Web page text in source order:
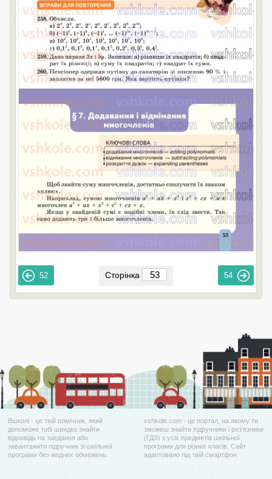
52 Сторінка 54
Вшколі - це твій помічник, який
допоможе тобі швидко знайти
відповідь на завдання або
завантажити підручник зі шкільної
програми без жодних обмежень.
vshkole.com - це портал, на якому ти
зможеш знайти підручники і роз'язники
(ГДЗ) з усіх предметів шкільної
програми для різних класів. Сайт
адаптовано під твій смартфон.